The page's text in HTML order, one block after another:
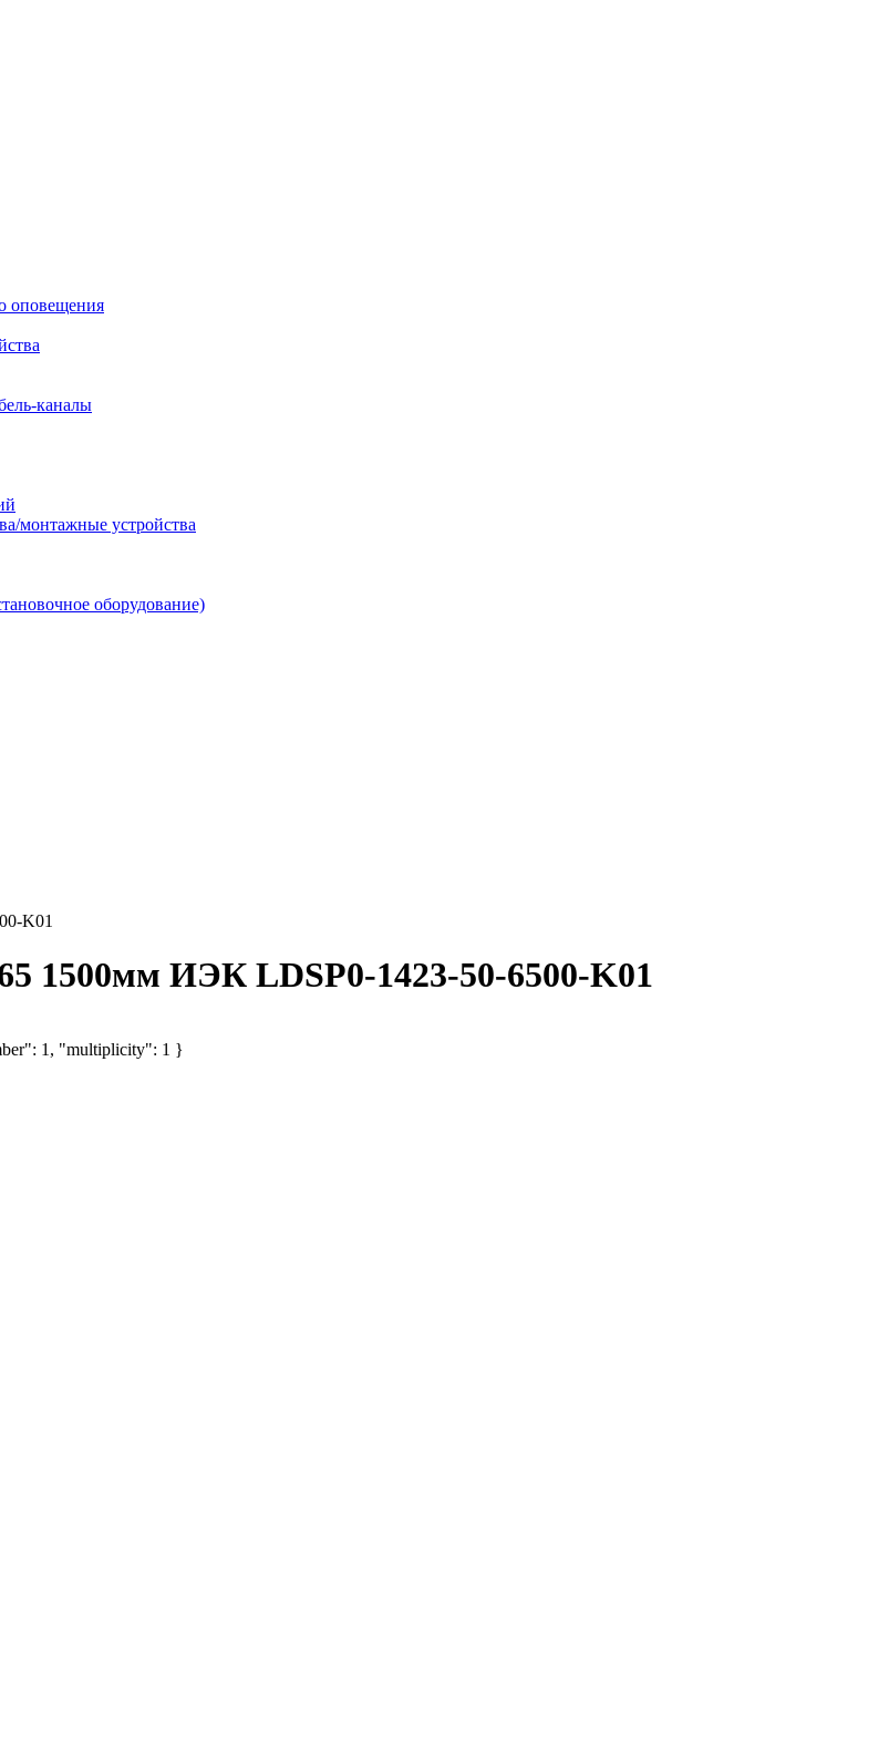
оповещения
каналы
монтажные устройства
оборудование)
K01
1500мм ИЭК LDSP0-1423-50-6500-K01
1, "multiplicity": 1 }